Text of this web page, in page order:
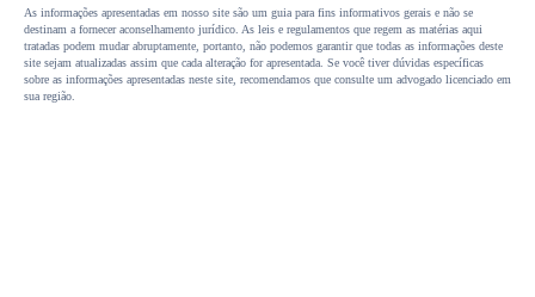
As informações apresentadas em nosso site são um guia para fins informativos gerais e não se
destinam a fornecer aconselhamento jurídico. As leis e regulamentos que regem as matérias aqui
tratadas podem mudar abruptamente, portanto, não podemos garantir que todas as informações deste
site sejam atualizadas assim que cada alteração for apresentada. Se você tiver dúvidas específicas
sobre as informações apresentadas neste site, recomendamos que consulte um advogado licenciado em
sua região.